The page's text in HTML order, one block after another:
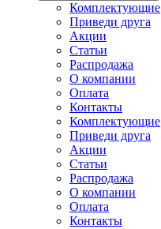
Комплектующие
Приведи друга
Акции
Статьи
Распродажа
О компании
Оплата
Контакты
Комплектующие
Приведи друга
Акции
Статьи
Распродажа
О компании
Оплата
Контакты